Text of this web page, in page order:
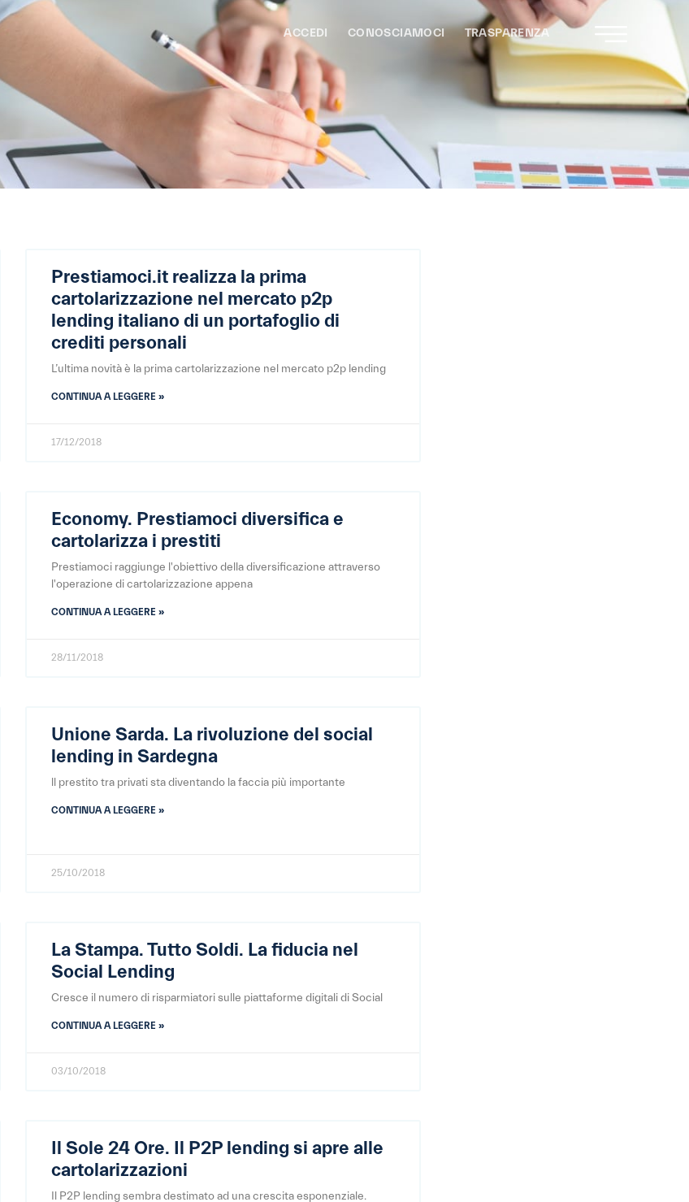
ACCEDI CONOSCIAMOCI TRASPARENZA
Prestiamoci.it realizza la prima
cartolarizzazione nel mercato p2p
lending italiano di un portafoglio di
crediti personali
L’ultima novità è la prima cartolarizzazione nel mercato p2p lending
CONTINUA A LEGGERE »
17/12/2018
Economy. Prestiamoci diversifica e
cartolarizza i prestiti
Prestiamoci raggiunge l'obiettivo della diversificazione attraverso
l'operazione di cartolarizzazione appena
CONTINUA A LEGGERE »
28/11/2018
Unione Sarda. La rivoluzione del social
lending in Sardegna
ll prestito tra privati sta diventando la faccia più importante
CONTINUA A LEGGERE »
25/10/2018
La Stampa. Tutto Soldi. La fiducia nel
Social Lending
Cresce il numero di risparmiatori sulle piattaforme digitali di Social
CONTINUA A LEGGERE »
03/10/2018
Il Sole 24 Ore. Il P2P lending si apre alle
cartolarizzazioni
Il P2P lending sembra destimato ad una crescita esponenziale.